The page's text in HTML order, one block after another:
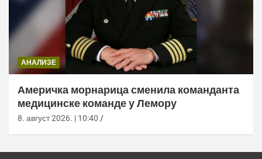
АНАЛИЗЕ
Америчка морнарица сменила команданта
медицинске команде у Лемору
8. август 2026. | 10:40